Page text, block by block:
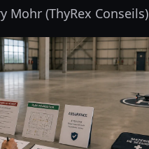
Mohr (ThyRex Conseils)